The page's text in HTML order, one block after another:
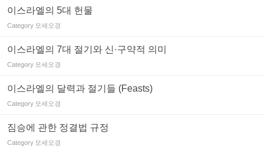
이스라엘의 5대 헌물
Category 모세오경
이스라엘의 7대 절기와 신·구약적 의미
Category 모세오경
이스라엘의 달력과 절기들 (Feasts)
Category 모세오경
짐승에 관한 정결법 규정
Category 모세오경